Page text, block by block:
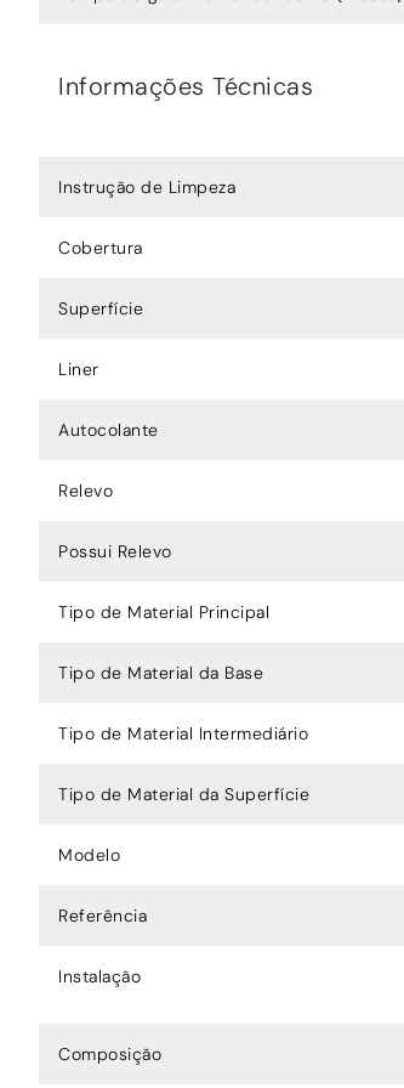
Informações Técnicas
Instrução de Limpeza
Cobertura
Superfície
Liner
Autocolante
Relevo
Possui Relevo
Tipo de Material Principal
Tipo de Material da Base
Tipo de Material Intermediário
Tipo de Material da Superfície
Modelo
Referência
Instalação
Composição